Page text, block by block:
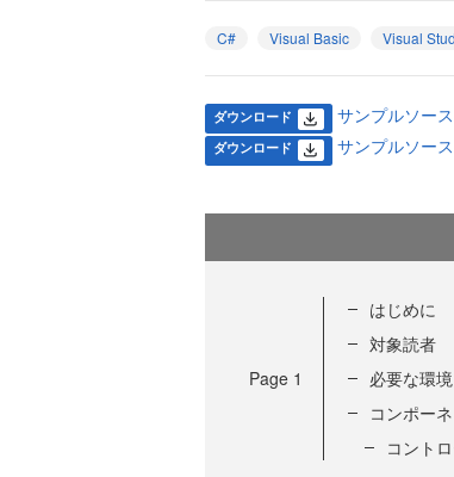
C# Visual Basic Visual
ダウンロード サンプルソー
ダウンロード サンプルソー
Page 1
はじめに
対象読者
必要な環境
コンポー
コント